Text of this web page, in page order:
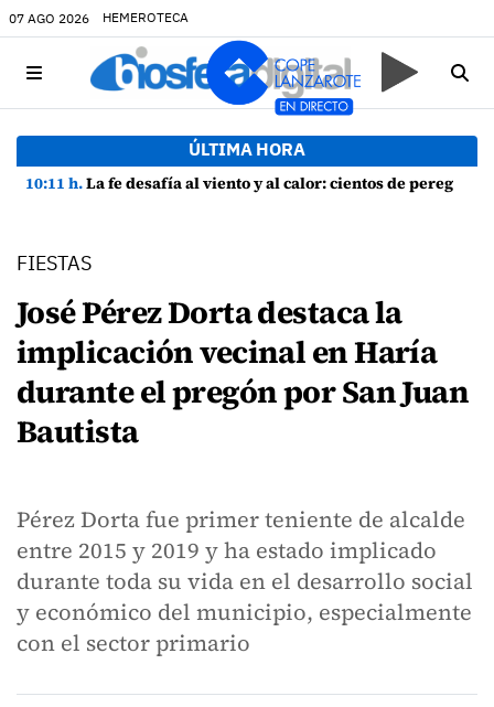
07 AGO 2026 HEMEROTECA
ÚLTIMA HORA
10:11 h.La fe desafía al viento y al calor: cientos de peregrinos arropan a la Virgen de las Nieves
FIESTAS
José Pérez Dorta destaca la
implicación vecinal en Haría
durante el pregón por San Juan
Bautista
Pérez Dorta fue primer teniente de alcalde
entre 2015 y 2019 y ha estado implicado
durante toda su vida en el desarrollo social
y económico del municipio, especialmente
con el sector primario